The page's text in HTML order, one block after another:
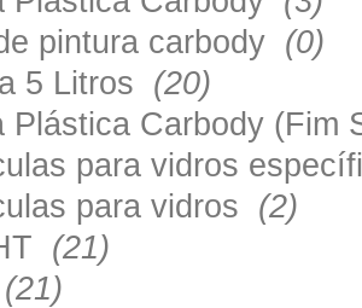
pintura carbody (0)
5 Litros (20)
Plástica Carbody
para vidros
para vidros (2)
(21)
(21)